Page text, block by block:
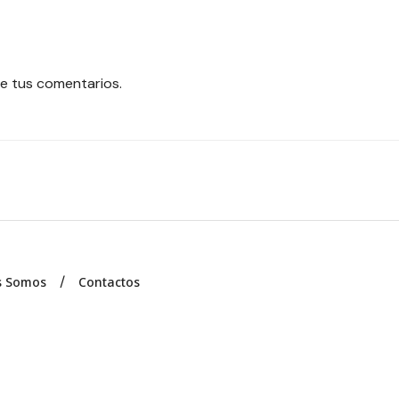
tus comentarios.
Somos Contactos